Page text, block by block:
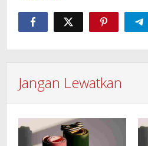
Jangan Lewatkan